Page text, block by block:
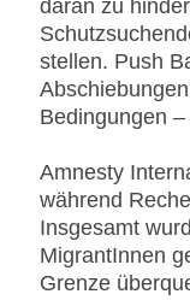
daran zu
stellen. Push
Bedingungen
Amnesty
während
Insgesamt
MigrantInnen
Grenze